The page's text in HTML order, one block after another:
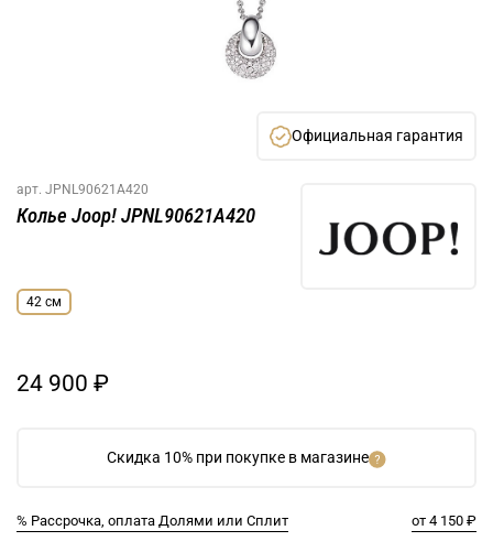
Официальная гарантия
арт. JPNL90621A420
Скидка 10% при покупке в магазине
% Рассрочка, оплата Долями или Сплит от 4 150 ₽
Колье Joop! JPNL90621A420
42 см
24 900 ₽